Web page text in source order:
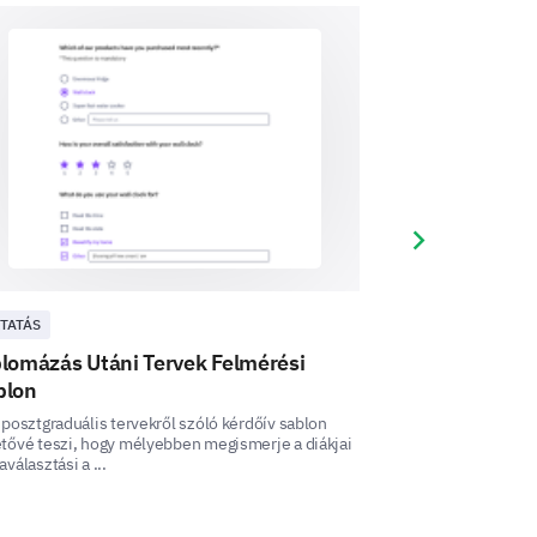
Experience
opportunities provided at
made at the conference?
opportunities at our
Utáni Tervek Felmérési
posztgraduális tervekről szóló kérdőív sablon
teszi, hogy mélyebben megismerje a diákjai
a ...
Next slide